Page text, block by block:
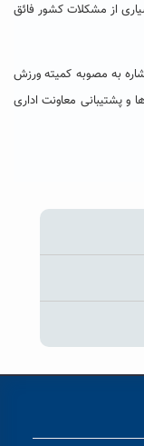
از مشکلات کشور فائق
به مصوبه کمیته ورزش
و پشتیبانی معاونت اداری